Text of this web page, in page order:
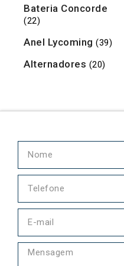
Bateria Concorde
(22)
Anel Lycoming (39)
Alternadores (20)